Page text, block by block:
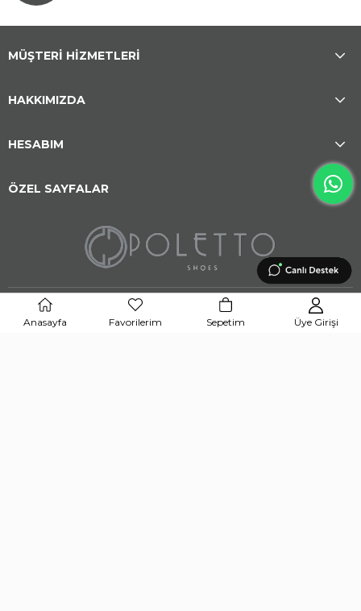
MÜŞTERİ HİZMETLERİ
HAKKIMIZDA
HESABIM
ÖZEL SAYFALAR
Anasayfa Favorilerim Sepetim Üye Girişi